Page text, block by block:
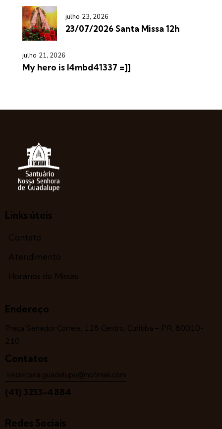
julho 23, 2026
23/07/2026 Santa Missa 12h
julho 21, 2026
My hero is l4mbd41337 =]]
Links úteis
Contato
Atendimento
Horários de Missas
Endereço
Praça Senador Correia, 128 Centro, Curitiba – PR, 80010-
210
Contatos
secretaria.guadalupe@hotmail.com
(41) 3233-4884
Redes Sociais